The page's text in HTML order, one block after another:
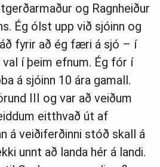
og Ragnheiður
Ég ólst upp við sjóinn og
fyrir að ég færi á sjó – í
í þeim efnum. Ég fór í
á sjóinn 10 ára gamall.
III og var að veiðum
eitthvað út af
á veiðiferðinni stóð skall á
unnt að landa hér á landi.